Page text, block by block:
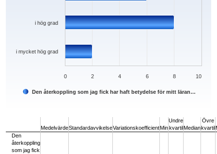
Den återkoppling som jag fick har haft betydelse för mitt läran…
i mycket hög grad
i hög grad
0 2 4 6 8 10
MedelvärdeStandardavvikelseVariationskoefficientMin
Undre
kvartilMedian
Övre
kvartil
Den
återkoppling
som jag fick